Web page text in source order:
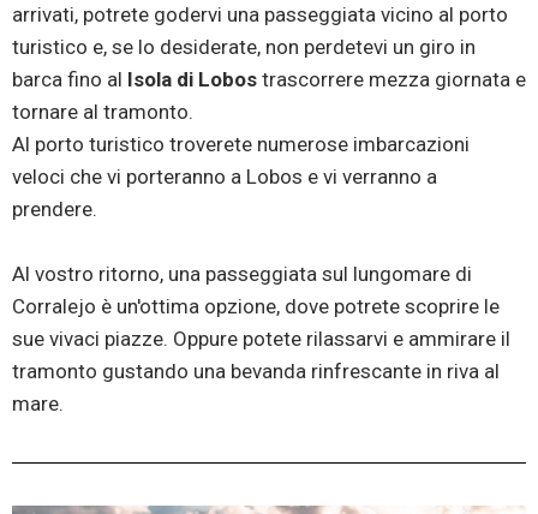
arrivati, potrete godervi una passeggiata vicino al porto
turistico e, se lo desiderate, non perdetevi un giro in
barca fino al Isola di Lobos trascorrere mezza giornata e
tornare al tramonto.
Al porto turistico troverete numerose imbarcazioni
veloci che vi porteranno a Lobos e vi verranno a
prendere.
Al vostro ritorno, una passeggiata sul lungomare di
Corralejo è un'ottima opzione, dove potrete scoprire le
sue vivaci piazze. Oppure potete rilassarvi e ammirare il
tramonto gustando una bevanda rinfrescante in riva al
mare.